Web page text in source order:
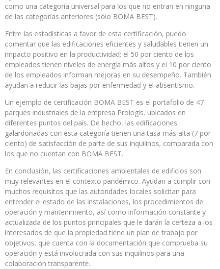
como una categoría universal para los que no entran en ninguna
de las categorías anteriores (sólo BOMA BEST).
Entre las estadísticas a favor de esta certificación, puedo
comentar que las edificaciones eficientes y saludables tienen un
impacto positivo en la productividad: el 50 por ciento de los
empleados tienen niveles de energía más altos y el 10 por ciento
de los empleados informan mejoras en su desempeño. También
ayudan a reducir las bajas por enfermedad y el absentismo.
Un ejemplo de certificación BOMA BEST es el portafolio de 47
parques industriales de la empresa Prologis, ubicados en
diferentes puntos del país. De hecho, las edificaciones
galardonadas con esta categoría tienen una tasa más alta (7 por
ciento) de satisfacción de parte de sus inquilinos, comparada con
los que no cuentan con BOMA BEST.
En conclusión, las certificaciones ambientales de edificios son
muy relevantes en el contexto pandémico. Ayudan a cumplir con
muchos requisitos que las autoridades locales solicitan para
entender el estado de las instalaciones, los procedimientos de
operación y mantenimiento, así como información constante y
actualizada de los puntos principales que le darán la certeza a los
interesados de que la propiedad tiene un plan de trabajo por
objetivos, que cuenta con la documentación que comprueba su
operación y está involucrada con sus inquilinos para una
colaboración transparente.